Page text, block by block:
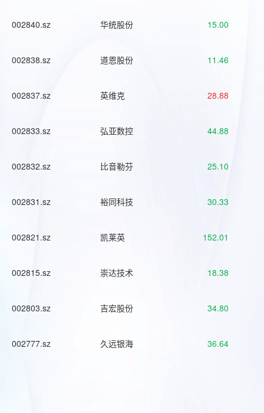
002840.sz 华统股份 15.00
002838.sz 道恩股份 11.46
002837.sz 英维克 28.88
002833.sz 弘亚数控 44.88
002832.sz 比音勒芬 25.10
002831.sz 裕同科技 30.33
002821.sz 凯莱英 152.01
002815.sz 崇达技术 18.38
002803.sz 吉宏股份 34.80
002777.sz 久远银海 36.64